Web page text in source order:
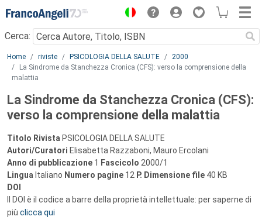
Menu
Cerca:
Main content
Home riviste PSICOLOGIA DELLA SALUTE
2000
La Sindrome da Stanchezza Cronica (CFS): verso la comprensione della
malattia
La Sindrome da Stanchezza Cronica (CFS):
verso la comprensione della malattia
Titolo Rivista PSICOLOGIA DELLA SALUTE
Autori/Curatori Elisabetta Razzaboni, Mauro Ercolani
Anno di pubblicazione 1 Fascicolo 2000/1
Lingua Italiano Numero pagine 12 P. Dimensione file 40 KB
DOI
Il DOI è il codice a barre della proprietà intellettuale: per saperne di
più clicca qui